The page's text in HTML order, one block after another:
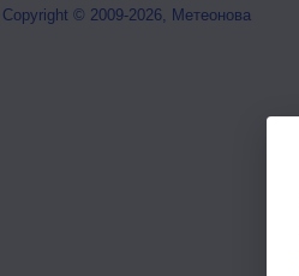
Copyright © 2009-2026, Метеонова